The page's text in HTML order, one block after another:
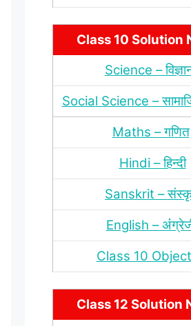
Class 10 Solution
Science –
Social Science –
Maths – गणित
Hindi – हिन्‍दी
Sanskrit –
English –
Class 10
Class 12 Solution